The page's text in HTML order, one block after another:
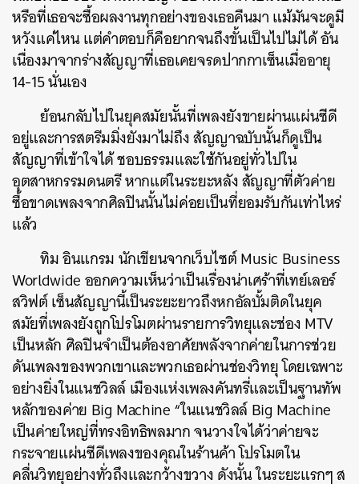
หรือที่เธอจะซื้อผลงานทุกอย่างของเธอคืนมา แม้มันจะดูมี
หวังแค่ไหน แต่คำตอบก็คือยากจนถึงขั้นเป็นไปไม่ได้ อัน
เนื่องมาจากร่างสัญญาที่เธอเคยจรดปากกาเซ็นเมื่ออายุ
14-15 นั่นเอง
ย้อนกลับไปในยุคสมัยนั้นที่เพลงยังขายผ่านแผ่นซีดี
อยู่และการสตรีมมิ่งยังมาไม่ถึง สัญญาฉบับนั้นก็ดูเป็น
สัญญาที่เข้าใจได้ ชอบธรรมและใช้กันอยู่ทั่วไปใน
อุตสาหกรรมดนตรี หากแต่ในระยะหลัง สัญญาที่ตัวค่าย
ซื้อขาดเพลงจากศิลปินนั้นไม่ค่อยเป็นที่ยอมรับกันเท่าไหร่
แล้ว
ทิม อินแกรม นักเขียนจากเว็บไซต์ Music Business
Worldwide ออกความเห็นว่าเป็นเรื่องน่าเศร้าที่เทย์เลอร์
สวิฟต์ เซ็นสัญญานี้เป็นระยะยาวถึงหกอัลบั้มติดในยุค
สมัยที่เพลงยังถูกโปรโมตผ่านรายการวิทยุและช่อง MTV
เป็นหลัก ศิลปินจำเป็นต้องอาศัยพลังจากค่ายในการช่วย
ดันเพลงของพวกเขาและพวกเธอผ่านช่องวิทยุ โดยเฉพาะ
อย่างยิ่งในแนชวิลล์ เมืองแห่งเพลงคันทรี่และเป็นฐานทัพ
หลักของค่าย Big Machine “ในแนชวิลล์ Big Machine
เป็นค่ายใหญ่ที่ทรงอิทธิพลมาก จนวางใจได้ว่าค่ายจะ
กระจายแผ่นซีดีเพลงของคุณในร้านค้า โปรโมตใน
คลื่นวิทยุอย่างทั่วถึงและกว้างขวาง ดังนั้น ในระยะแรกๆ ส